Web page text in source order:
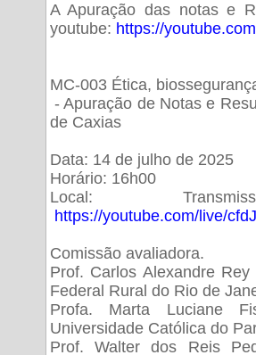
A Apuração das notas e
youtube: https://
MC-003 Ética,
- Apuração de Notas e
de Caxias
Data: 14 de julho de 2025
Horário: 16h00
Local:
https://youtube.com/live/
Comissão avaliadora.
Prof. Carlos Alexandre
Federal Rural do Rio de
Profa. Marta Luciane
Universidade Católica do
Prof. Walter dos Reis